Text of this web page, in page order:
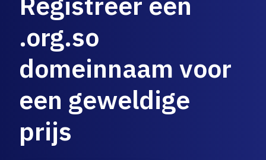
.org.so
domeinnaam voor
een geweldige
prijs